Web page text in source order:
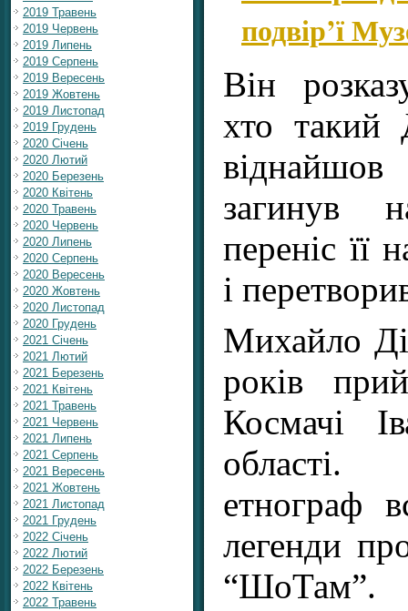
2019 Травень
2019 Червень
2019 Липень
2019 Серпень
2019 Вересень
2019 Жовтень
2019 Листопад
2019 Грудень
2020 Січень
2020 Лютий
2020 Березень
2020 Квітень
2020 Травень
2020 Червень
2020 Липень
2020 Серпень
2020 Вересень
2020 Жовтень
2020 Листопад
2020 Грудень
2021 Січень
2021 Лютий
2021 Березень
2021 Квітень
2021 Травень
2021 Червень
2021 Липень
2021 Серпень
2021 Вересень
2021 Жовтень
2021 Листопад
2021 Грудень
2022 Січень
2022 Лютий
2022 Березень
2022 Квітень
2022 Травень
подвір’ї
Він
хто такий
загинув
переніс її
і
Михайло
років
Космачі
області.
етнограф
легенди
“ШоТам”.